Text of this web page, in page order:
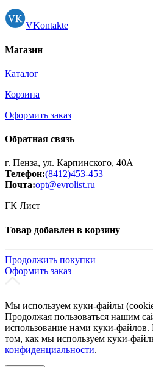
VKontakte
Магазин
Каталог
Корзина
Оформить заказ
Обратная связь
г. Пенза, ул. Карпинского, 40А
Телефон:(8412)453-453
Почта:opt@evrolist.ru
ГК Лист
Товар добавлен в корзину
Продолжить покупки
Оформить заказ
Мы используем куки-файлы
Продолжая пользоваться нашим
использование нами куки-
том, как мы используем куки-
конфиденциальности.